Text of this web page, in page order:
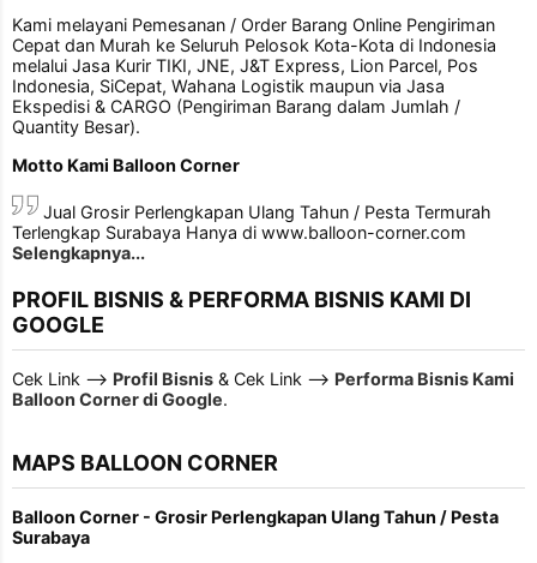
Kami melayani Pemesanan / Order Barang Online Pengiriman
Cepat dan Murah ke Seluruh Pelosok Kota-Kota di Indonesia
melalui Jasa Kurir TIKI, JNE, J&T Express, Lion Parcel, Pos
Indonesia, SiCepat, Wahana Logistik maupun via Jasa
Ekspedisi & CARGO (Pengiriman Barang dalam Jumlah /
Quantity Besar).
Motto Kami Balloon Corner
Jual Grosir Perlengkapan Ulang Tahun / Pesta Termurah
Terlengkap Surabaya Hanya di www.balloon-corner.com
Selengkapnya...
PROFIL BISNIS & PERFORMA BISNIS KAMI DI
GOOGLE
Cek Link --> Profil Bisnis & Cek Link --> Performa Bisnis Kami
Balloon Corner di Google.
MAPS BALLOON CORNER
Balloon Corner - Grosir Perlengkapan Ulang Tahun / Pesta
Surabaya